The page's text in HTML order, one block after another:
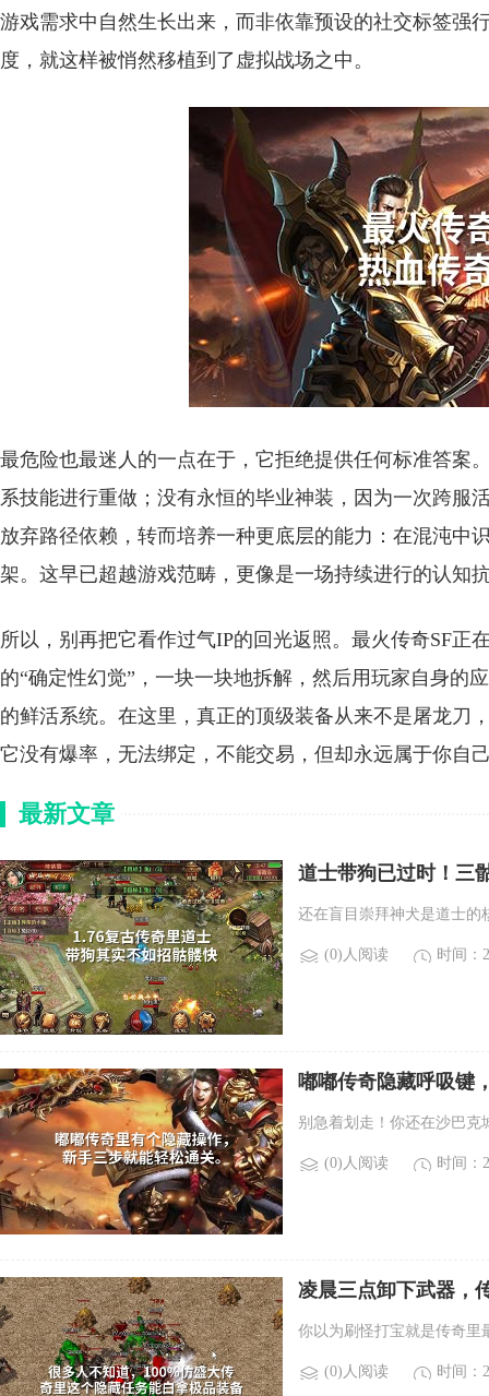
游戏需求中自然生长出来，而非依靠预设的社交标签强
度，就这样被悄然移植到了虚拟战场之中。
最危险也最迷人的一点在于，它拒绝提供任何标准答案
系技能进行重做；没有永恒的毕业神装，因为一次跨服
放弃路径依赖，转而培养一种更底层的能力：在混沌中
架。这早已超越游戏范畴，更像是一场持续进行的认知
所以，别再把它看作过气IP的回光返照。最火传奇SF正
的“确定性幻觉”，一块一块地拆解，然后用玩家自身的
的鲜活系统。在这里，真正的顶级装备从来不是屠龙
它没有爆率，无法绑定，不能交易，但却永远属于你自
最新文章
道士带狗已过时！三
还在盲目崇拜神犬是道士的
(0)人阅读 时间：
嘟嘟传奇隐藏呼吸键
别急着划走！你还在沙巴克
(0)人阅读 时间：
凌晨三点卸下武器，
你以为刷怪打宝就是传奇里
(0)人阅读 时间：